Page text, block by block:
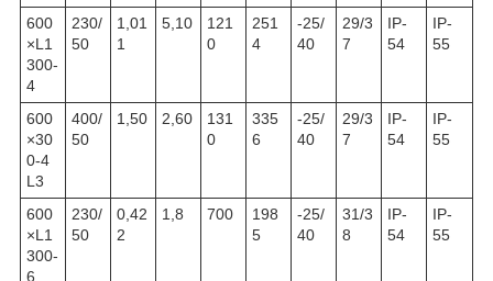
600
×L1
300-
4
230/
50
1,01
1
5,10
121
0
251
4
-25/
40
29/3
7
IP-
54
IP-
55
600
×30
0-4
L3
400/
50
1,50 2,60
131
0
335
6
-25/
40
29/3
7
IP-
54
IP-
55
600
×L1
300-
6
230/
50
0,42
2
1,8 700
198
5
-25/
40
31/3
8
IP-
54
IP-
55